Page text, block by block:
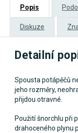
Popis
Diskuze
Detailní
Spousta potápěčů
jeho rozměry,
přijdou otravné.
Použití šnorchlu při
drahoceného plynu